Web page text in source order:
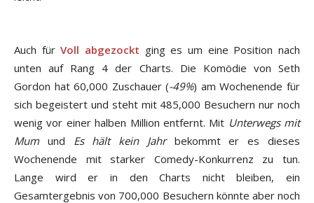
Auch fürVoll abgezockt ging es um eine Position nach
unten auf Rang 4 der Charts. Die Komödie von Seth
Gordon hat 60,000 Zuschauer (-49%) am Wochenende für
sich begeistert und steht mit 485,000 Besuchern nur noch
wenig vor einer halben Million entfernt. Mit Unterwegs mit
Mum und Es hält kein Jahrbekommt er es dieses
Wochenende mit starker Comedy-Konkurrenz zu tun.
Lange wird er in den Charts nicht bleiben, ein
Gesamtergebnis von 700,000 Besuchern könnte aber noch